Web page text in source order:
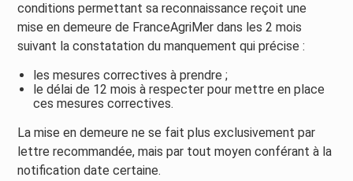
conditions permettant sa reconnaissance reçoit une
mise en demeure de FranceAgriMer dans les 2 mois
suivant la constatation du manquement qui précise :
les mesures correctives à prendre ;
le délai de 12 mois à respecter pour mettre en place
ces mesures correctives.
La mise en demeure ne se fait plus exclusivement par
lettre recommandée, mais par tout moyen conférant à la
notification date certaine.